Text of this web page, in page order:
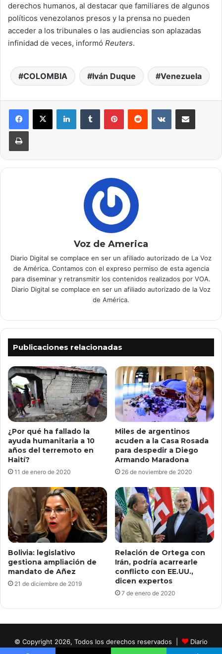
derechos humanos, al destacar que familiares de algunos
políticos venezolanos presos y la prensa no pueden
acceder a los tribunales o las audiencias son aplazadas
infinidad de veces, informó Reuters.
COLOMBIA Iván Duque Venezuela
Voz de America
Diario Digital se complace en ser un afiliado autorizado de La Voz
de América. Contamos con el expreso permiso de esta agencia
para diseminar y retransmitir los contenidos realizados por VOA.
Diario Digital se complace en ser un afiliado autorizado de la Voz
de América.
Publicaciones relacionadas
¿Por qué ha fallado la
ayuda humanitaria a 10
años del terremoto en
Haití?
11 de enero de 2020
Miles de argentinos
acuden a la Casa Rosada
para despedir a Diego
Armando Maradona
26 de noviembre de 2020
Bolivia: legislativo
gestiona ampliación de
mandato de Añez
21 de diciembre de 2019
Relación de Ortega con
Irán, podría acarrearle
conflicto con EE.UU.,
dicen expertos
7 de enero de 2020
© Copyright 2026, Todos los derechos reservados |
Diario